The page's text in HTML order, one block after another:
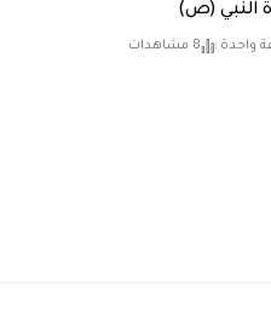
النبي (ص)
واحدة 8 مشاهدات